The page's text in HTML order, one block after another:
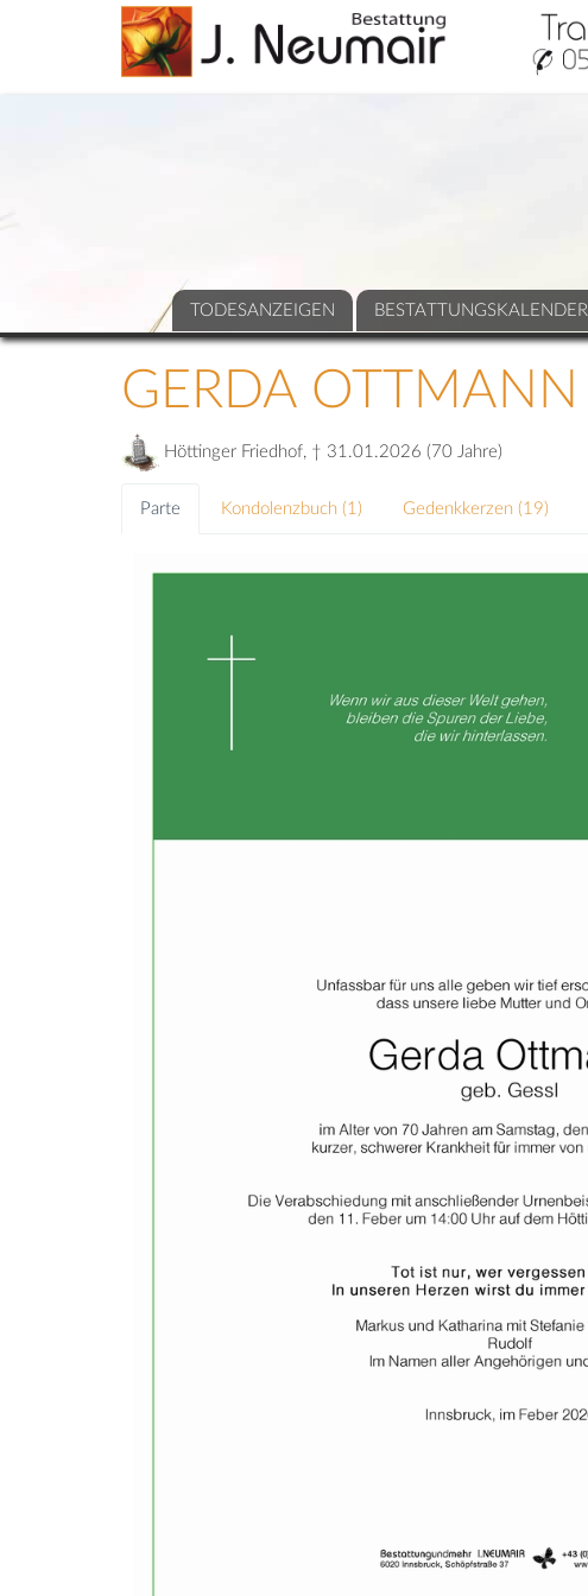
TODESANZEIGEN BESTATTUNGSKALENDER
GERDA OTTMANN
Höttinger Friedhof, † 31.01.2026 (70 Jahre)
Parte Kondolenzbuch (1) Gedenkkerzen (19)